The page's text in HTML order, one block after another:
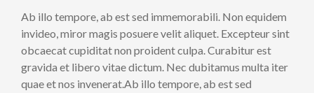
Ab illo tempore, ab est sed immemorabili. Non equidem
invideo, miror magis posuere velit aliquet. Excepteur sint
obcaecat cupiditat non proident culpa. Curabitur est
gravida et libero vitae dictum. Nec dubitamus multa iter
quae et nos invenerat.Ab illo tempore, ab est sed